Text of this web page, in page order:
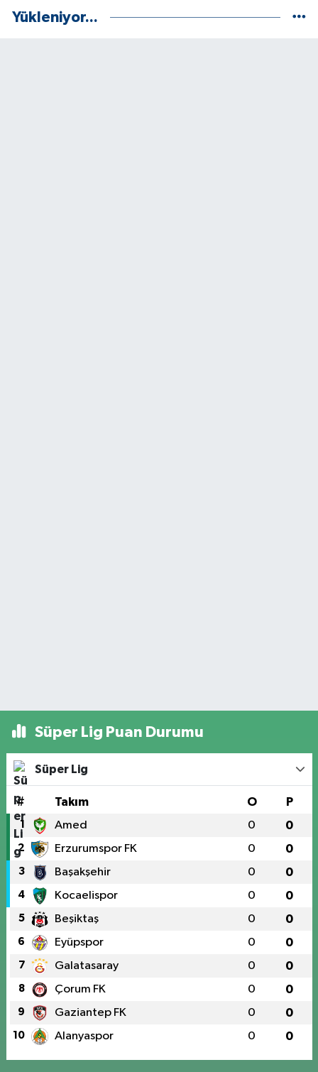
Yükleniyor...
Süper Lig Puan Durumu
Süper Lig
# Takım O P
1 Amed 0 0
2 Erzurumspor FK 0 0
3 Başakşehir 0 0
4 Kocaelispor 0 0
5 Beşiktaş 0 0
6 Eyüpspor 0 0
7 Galatasaray 0 0
8 Çorum FK 0 0
9 Gaziantep FK 0 0
10 Alanyaspor 0 0